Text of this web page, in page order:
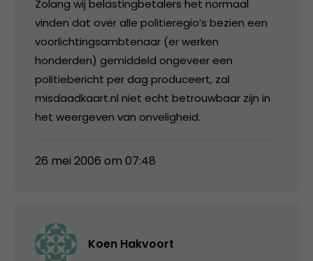
Zolang wij belastingbetalers het normaal
vinden dat over alle politieregio’s bezien een
voorlichtingsambtenaar (er werken
honderden) gemiddeld ongeveer een
politiebericht per dag produceert, zal
misdaadkaart.nl niet echt betrouwbaar zijn in
het weergeven van onveligheid.
26 mei 2006 om 07:48
Koen Hakvoort